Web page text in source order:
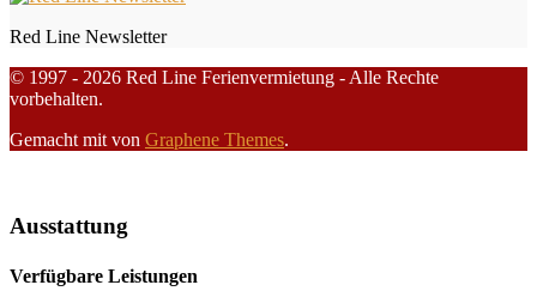
Red Line Newsletter
© 1997 - 2026 Red Line Ferienvermietung - Alle Rechte
vorbehalten.
Gemacht mit von Graphene Themes.
Ausstattung
Verfügbare Leistungen